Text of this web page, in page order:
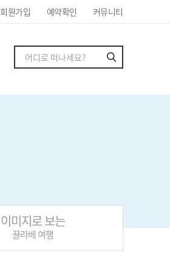
회원가입 예약확인 커뮤니티
이미지로 보는
끌라베 여행